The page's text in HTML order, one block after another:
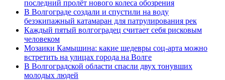
последний пролёт нового колеса обозрения
В Волгограде создали и спустили на воду
безэкипажный катамаран для патрулирования рек
Каждый пятый волгоградец считает себя рисковым
человеком
Мозаики Камышина: какие шедевры соц-арта можно
встретить на улицах города на Волге
В Волгоградской области спасли двух тонувших
молодых людей